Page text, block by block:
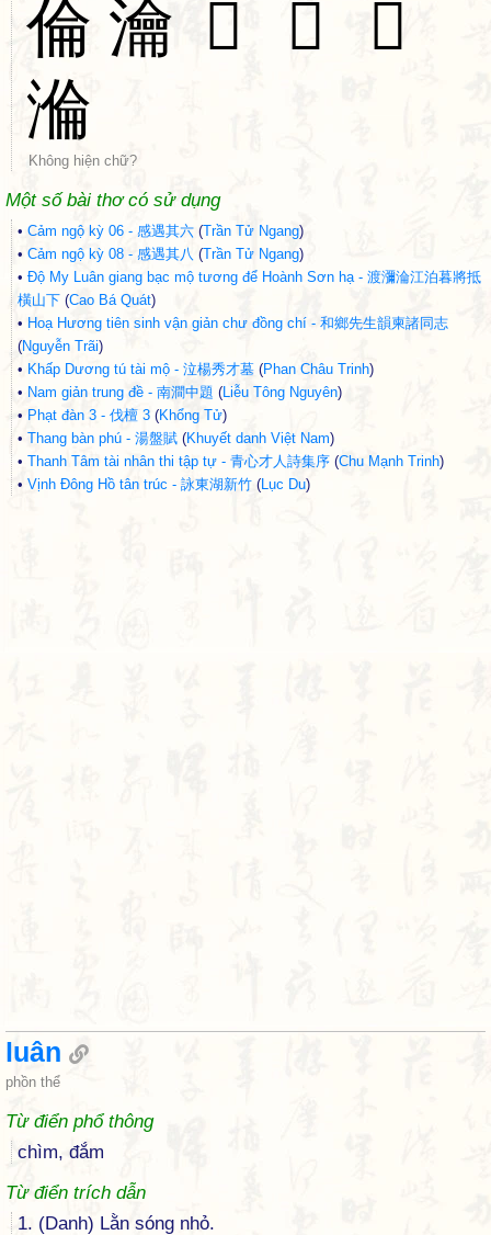
倫 瀹 𦤢 𣼕
𣼍
溣
Không hiện chữ?
Một số bài thơ có sử dụng
• Cảm ngộ kỳ 06 - 感遇其六 (Trần Tử Ngang)
• Cảm ngộ kỳ 08 - 感遇其八 (Trần Tử Ngang)
• Độ My Luân giang bạc mộ tương để Hoành Sơn hạ - 渡瀰淪江泊暮將抵
橫山下 (Cao Bá Quát)
• Hoạ Hương tiên sinh vận giản chư đồng chí - 和鄉先生韻柬諸同志
(Nguyễn Trãi)
• Khấp Dương tú tài mộ - 泣楊秀才墓 (Phan Châu Trinh)
• Nam giản trung đề - 南澗中題 (Liễu Tông Nguyên)
• Phạt đàn 3 - 伐檀 3 (Khổng Tử)
• Thang bàn phú - 湯盤賦 (Khuyết danh Việt Nam)
• Thanh Tâm tài nhân thi tập tự - 青心才人詩集序 (Chu Mạnh Trinh)
• Vịnh Đông Hồ tân trúc - 詠東湖新竹 (Lục Du)
luân
phồn thể
Từ điển phổ thông
chìm, đắm
Từ điển trích dẫn
1. (Danh) Lằn sóng nhỏ.